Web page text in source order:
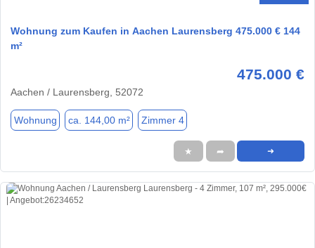
Wohnung zum Kaufen in Aachen Laurensberg 475.000 € 144
m²
475.000 €
Aachen / Laurensberg, 52072
Wohnung ca. 144,00 m² Zimmer 4
★ ➦ ➜